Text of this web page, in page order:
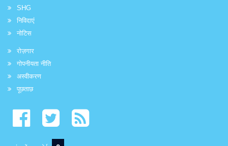
SHG
निविदाएं
नोटिस
रोज़गार
गोपनीयता नीति
अस्वीकरण
पूछताछ